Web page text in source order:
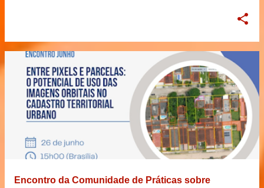
Encontro da Comunidade de Práticas sobre